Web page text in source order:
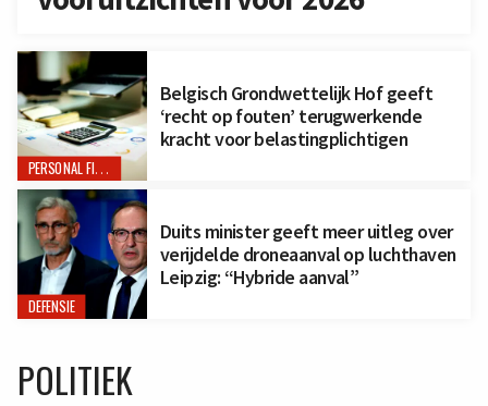
PERSONAL FINANCE
Belgisch Grondwettelijk Hof geeft
‘recht op fouten’ terugwerkende
kracht voor belastingplichtigen
DEFENSIE
Duits minister geeft meer uitleg over
verijdelde droneaanval op luchthaven
Leipzig: “Hybride aanval”
POLITIEK